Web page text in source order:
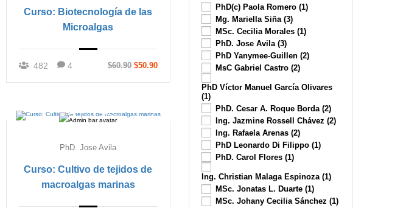
Curso: Biotecnología de las
Microalgas
482 4 $60.90$50.90
PhD. Jose Avila
Curso: Cultivo de tejidos de
macroalgas marinas
PhD(c) Paola Romero (1)
Mg. Mariella Siña (3)
MSc. Cecilia Morales (1)
PhD. Jose Avila (3)
PhD Yanymee-Guillen (2)
MsC Gabriel Castro (2)
PhD Víctor Manuel García Olivares
(1)
PhD. Cesar A. Roque Borda (2)
Ing. Jazmine Rossell Chávez (2)
Ing. Rafaela Arenas (2)
PhD Leonardo Di Filippo (1)
PhD. Carol Flores (1)
Ing. Christian Malaga Espinoza (1)
MSc. Jonatas L. Duarte (1)
MSc. Johany Cecilia Sánchez (1)